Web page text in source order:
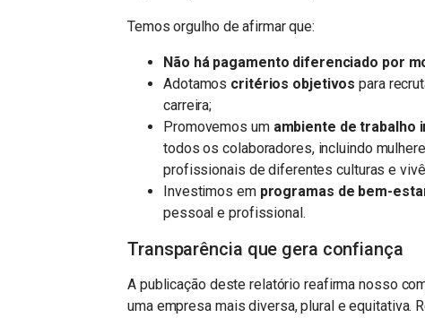
Temos orgulho de afirmar que:
Não há pagamento diferenciado por
Adotamos critérios objetivos para
carreira;
Promovemos um ambiente de trabalho
todos os colaboradores, incluindo
profissionais de diferentes culturas e
Investimos em programas de bem-
pessoal e profissional.
Transparência que gera confiança
A publicação deste relatório reafirma nosso
uma empresa mais diversa, plural e